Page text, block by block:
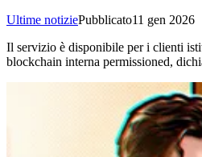
Ultime notiziePubblicato11 gen 2026
Il servizio è disponibile per i clienti
blockchain interna permissioned,